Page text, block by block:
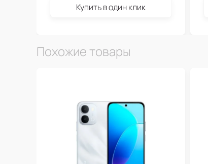
Купить в один клик
Похожие товары